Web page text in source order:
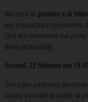
Nei mesi di gennaio e di
per organizzare un incontro
farà discernimento sul
della prossimità).
Giovedì, 22 febbraio ore 19.00
Consiglio pastorale
lavoro vicariale in ordine al